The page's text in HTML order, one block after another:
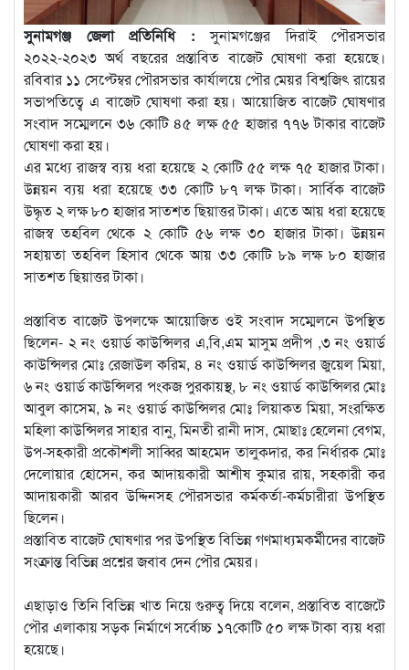
সুনামগঞ্জ জেলা প্রতিনিধি : সুনামগঞ্জের দিরাই পৌরসভার
২০২২-২০২৩ অর্থ বছরের প্রস্তাবিত বাজেট ঘোষণা করা হয়েছে।
রবিবার ১১ সেপ্টেম্বর পৌরসভার কার্যালয়ে পৌর মেয়র বিশ্বজিৎ রায়ের
সভাপতিত্বে এ বাজেট ঘোষণা করা হয়। আয়োজিত বাজেট ঘোষণার
সংবাদ সম্মেলনে ৩৬ কোটি ৪৫ লক্ষ ৫৫ হাজার ৭৭৬ টাকার বাজেট
ঘোষণা করা হয়।
এর মধ্যে রাজস্ব ব্যয় ধরা হয়েছে ২ কোটি ৫৫ লক্ষ ৭৫ হাজার টাকা।
উন্নয়ন ব্যয় ধরা হয়েছে ৩৩ কোটি ৮৭ লক্ষ টাকা। সার্বিক বাজেট
উদ্ধৃত ২ লক্ষ ৮০ হাজার সাতশত ছিয়াত্তর টাকা। এতে আয় ধরা হয়েছে
রাজস্ব তহবিল থেকে ২ কোটি ৫৬ লক্ষ ৩০ হাজার টাকা। উন্নয়ন
সহায়তা তহবিল হিসাব থেকে আয় ৩৩ কোটি ৮৯ লক্ষ ৮০ হাজার
সাতশত ছিয়াত্তর টাকা।
প্রস্তাবিত বাজেট উপলক্ষে আয়োজিত ওই সংবাদ সম্মেলনে উপস্থিত
ছিলেন- ২ নং ওয়ার্ড কাউন্সিলর এ,বি,এম মাসুম প্রদীপ ,৩ নং ওয়ার্ড
কাউন্সিলর মোঃ রেজাউল করিম, ৪ নং ওয়ার্ড কাউন্সিলর জুয়েল মিয়া,
৬ নং ওয়ার্ড কাউন্সিলর পংকজ পুরকায়স্থ, ৮ নং ওয়ার্ড কাউন্সিলর মোঃ
আবুল কাসেম, ৯ নং ওয়ার্ড কাউন্সিলর মোঃ লিয়াকত মিয়া, সংরক্ষিত
মহিলা কাউন্সিলর সাহার বানু, মিনতী রানী দাস, মোছাঃ হেলেনা বেগম,
উপ-সহকারী প্রকৌশলী সাব্বির আহমেদ তালুকদার, কর নির্ধারক মোঃ
দেলোয়ার হোসেন, কর আদায়কারী আশীষ কুমার রায়, সহকারী কর
আদায়কারী আরব উদ্দিনসহ পৌরসভার কর্মকর্তা-কর্মচারীরা উপস্থিত
ছিলেন।
প্রস্তাবিত বাজেট ঘোষণার পর উপস্থিত বিভিন্ন গণমাধ্যমকর্মীদের বাজেট
সংক্রান্ত বিভিন্ন প্রশ্নের জবাব দেন পৌর মেয়র।
এছাড়াও তিনি বিভিন্ন খাত নিয়ে গুরুত্ব দিয়ে বলেন, প্রস্তাবিত বাজেটে
পৌর এলাকায় সড়ক নির্মাণে সর্বোচ্চ ১৭কোটি ৫০ লক্ষ টাকা ব্যয় ধরা
হয়েছে।